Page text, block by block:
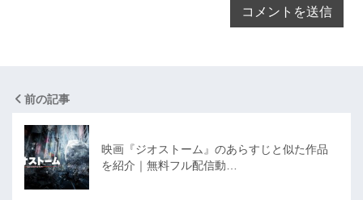
前の記事
映画『ジオストーム』のあらすじと似た作品
を紹介｜無料フル配信動…